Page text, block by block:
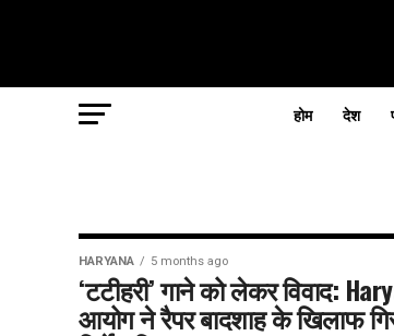
होम देश
HARYANA 5 months ago
‘टटीहरी’ गाने को लेकर विवाद:
आयोग ने रैपर बादशाह के खिलाफ